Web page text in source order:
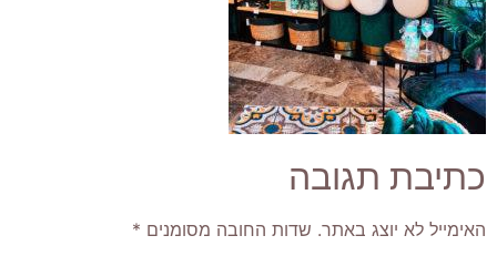
כתיבת תגובה
האימייל לא יוצג באתר. שדות החובה מסומנים *